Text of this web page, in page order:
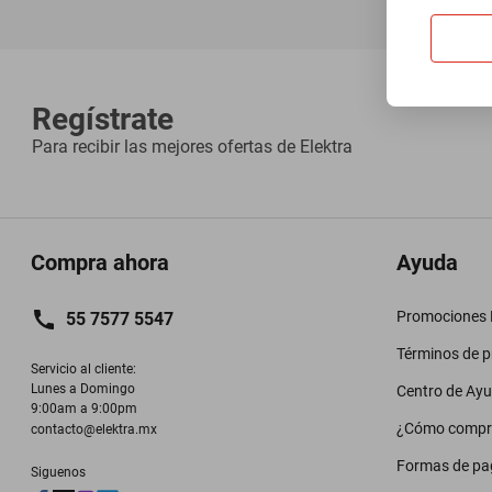
Regístrate
Para recibir las mejores ofertas de Elektra
Compra ahora
55 7577 5547
Servicio al cliente:
Lunes a Domingo
9:00am a 9:00pm
contacto@elektra.mx
Siguenos
Ayuda
Promociones
Términos de
Centro de
¿Cómo
Formas de